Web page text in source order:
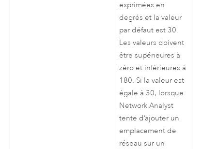
exprimées en
degrés et la valeur
par défaut est 30.
Les valeurs doivent
être supérieures à
zéro et inférieures à
180. Si la valeur est
égale à 30, lorsque
Network Analyst
tente d’ajouter un
emplacement de
réseau sur un